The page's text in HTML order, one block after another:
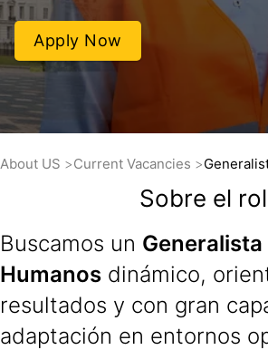
Apply Now
About US Current Vacancies
Sobre el rol
Buscamos un
Humanos dinámico,
resultados y con gran
adaptación en entornos